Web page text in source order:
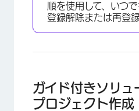
順を使用して、いつ
登録解除または再登録
ガイド付きソリュ
プロジェクト作成